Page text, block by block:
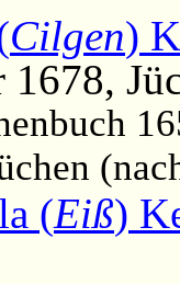
Cilgen)
1678,
(Eiß)